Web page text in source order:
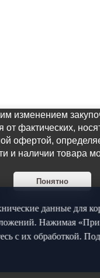
данные для
Нажимая
с их обработкой.
изменением
от фактических,
офертой,
и наличии товара
Понятно